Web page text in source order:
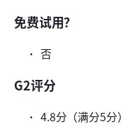
免费试用？
否
G2评分
4.8分（满分5分）